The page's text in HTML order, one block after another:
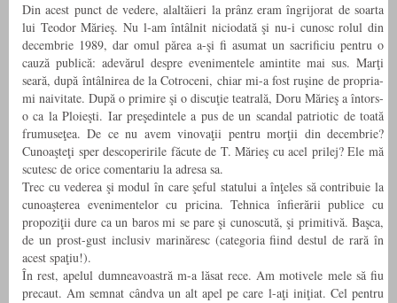
Din acest punct de vedere, alaltăieri la prânz eram îngrijorat de soarta
lui Teodor Mărieş. Nu l-am întâlnit niciodată şi nu-i cunosc rolul din
decembrie 1989, dar omul părea a-şi fi asumat un sacrificiu pentru o
cauză publică: adevărul despre evenimentele amintite mai sus. Marţi
seară, după întâlnirea de la Cotroceni, chiar mi-a fost ruşine de propria-
mi naivitate. După o primire şi o discuţie teatrală, Doru Mărieş a întors-
o ca la Ploieşti. Iar preşedintele a pus de un scandal patriotic de toată
frumuseţea. De ce nu avem vinovaţii pentru morţii din decembrie?
Cunoaşteţi sper descoperirile făcute de T. Mărieş cu acel prilej? Ele mă
scutesc de orice comentariu la adresa sa.
Trec cu vederea şi modul în care şeful statului a înţeles să contribuie la
cunoaşterea evenimentelor cu pricina. Tehnica înfierării publice cu
propoziţii dure ca un baros mi se pare şi cunoscută, şi primitivă. Başca,
de un prost-gust inclusiv marinăresc (categoria fiind destul de rară în
acest spaţiu!).
În rest, apelul dumneavoastră m-a lăsat rece. Am motivele mele să fiu
precaut. Am semnat cândva un alt apel pe care l-aţi iniţiat. Cel pentru